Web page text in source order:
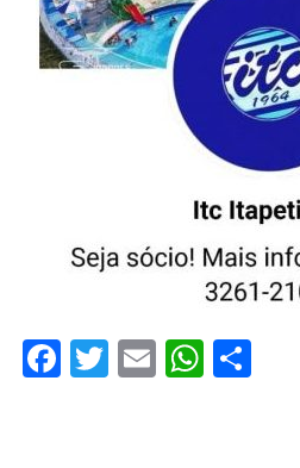
Facebook
Twitter
Email